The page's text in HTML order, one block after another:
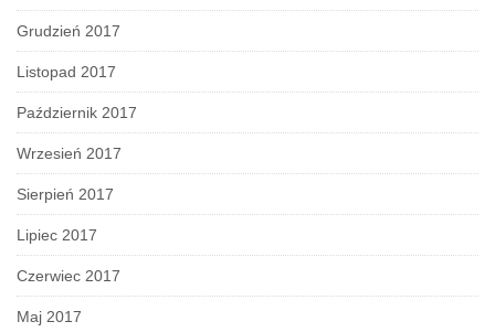
Grudzień 2017
Listopad 2017
Październik 2017
Wrzesień 2017
Sierpień 2017
Lipiec 2017
Czerwiec 2017
Maj 2017